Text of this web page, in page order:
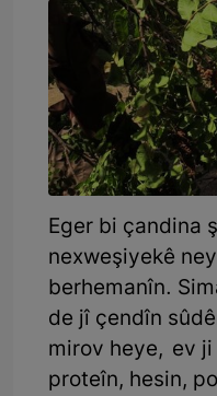
Eger bi çandina
nexweşiyekê
berhemanîn.
de jî çendîn
mirov heye, ev
proteîn, hesin,